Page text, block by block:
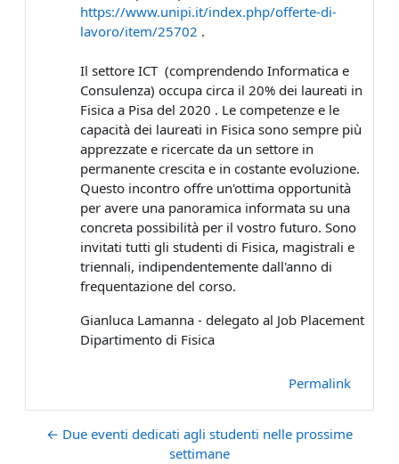
https://www.unipi.it/index.php/offerte-di-
lavoro/item/25702 .
Il settore ICT (comprendendo Informatica e
Consulenza) occupa circa il 20% dei laureati in
Fisica a Pisa del 2020 . Le competenze e le
capacità dei laureati in Fisica sono sempre più
apprezzate e ricercate da un settore in
permanente crescita e in costante evoluzione.
Questo incontro offre un'ottima opportunità
per avere una panoramica informata su una
concreta possibilità per il vostro futuro. Sono
invitati tutti gli studenti di Fisica, magistrali e
triennali, indipendentemente dall'anno di
frequentazione del corso.
Gianluca Lamanna - delegato al Job Placement
Dipartimento di Fisica
Permalink
← Due eventi dedicati agli studenti nelle prossime
settimane